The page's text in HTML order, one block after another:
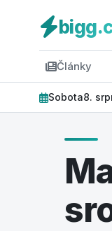
Články
Sobota8.